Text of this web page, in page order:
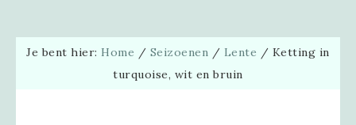
Je bent hier: Home / Seizoenen / Lente / Ketting in
turquoise, wit en bruin